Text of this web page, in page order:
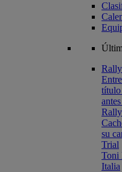
Rally
título
Rally
su
Trial
Toni
Italia